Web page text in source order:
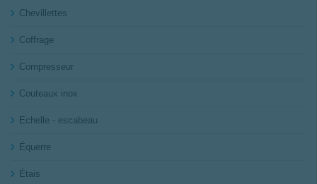
Chevillettes
Coffrage
Compresseur
Couteaux inox
Echelle - escabeau
Équerre
Étais